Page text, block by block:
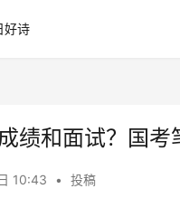
好诗
绩和面试？国考
10:43 • 投稿